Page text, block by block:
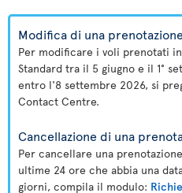
Modifica di una
Per modificare i voli prenotati
Standard tra il 5 giugno e il 1°
entro l'8 settembre 2026, si
Contact Centre.
Cancellazione di una
Per cancellare una
ultime 24 ore che abbia una
giorni, compila il modulo: